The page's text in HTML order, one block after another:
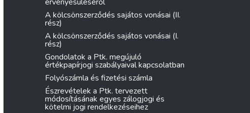
A kölcsönszerződés sajátos vonásai (II.
rész)
A kölcsönszerződés sajátos vonásai (I.
rész)
Gondolatok a Ptk. megújuló
értékpapírjogi szabályaival kapcsolatban
Folyószámla és fizetési számla
Észrevételek a Ptk. tervezett
módosításának egyes zálogjogi és
kötelmi jogi rendelkezéseihez